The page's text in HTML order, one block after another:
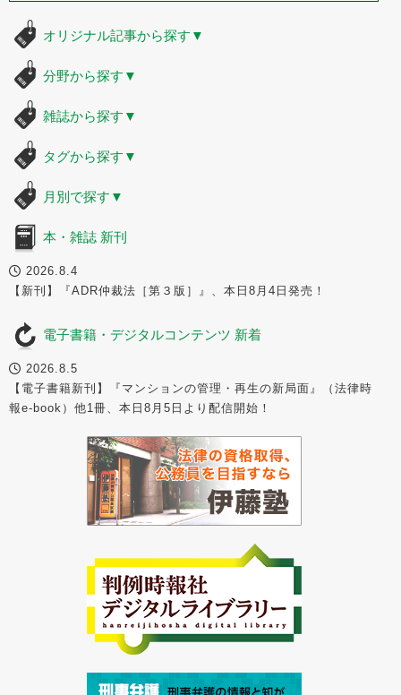
オリジナル記事から探す ▼
分野から探す ▼
雑誌から探す ▼
タグから探す ▼
月別で探す ▼
本・雑誌 新刊
2026.8.4
【新刊】『ADR仲裁法［第３版］』、本日8月4日発売！
電子書籍・デジタルコンテンツ 新着
2026.8.5
【電子書籍新刊】『マンションの管理・再生の新局面』（法律時
報e-book）他1冊、本日8月5日より配信開始！